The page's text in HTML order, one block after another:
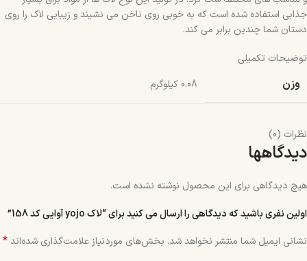
جذابی استفاده شده است که به خوبی روی ناخن می نشیند و زیبایی لاک را روی
دستان شما چندین برابر می کند.
توضیحات تکمیلی
وزن 0.08 کیلوگرم
نظرات (0)
دیدگاهها
هیچ دیدگاهی برای این محصول نوشته نشده است.
اولین نفری باشید که دیدگاهی را ارسال می کنید برای “لاک yojo آوایی کد 158”
نشانی ایمیل شما منتشر نخواهد شد. بخش‌های موردنیاز علامت‌گذاری شده‌اند*